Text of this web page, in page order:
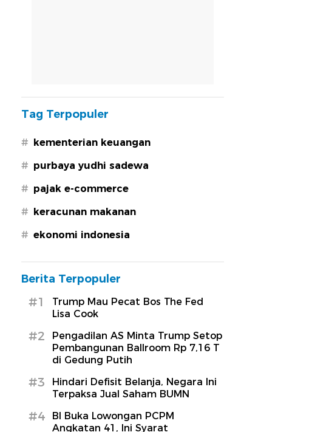
Tag Terpopuler
# kementerian keuangan
# purbaya yudhi sadewa
# pajak e-commerce
# keracunan makanan
# ekonomi indonesia
Berita Terpopuler
#1
Trump Mau Pecat Bos The Fed
Lisa Cook
#2
Pengadilan AS Minta Trump Setop
Pembangunan Ballroom Rp 7,16 T
di Gedung Putih
#3
Hindari Defisit Belanja, Negara Ini
Terpaksa Jual Saham BUMN
#4
BI Buka Lowongan PCPM
Angkatan 41, Ini Syarat